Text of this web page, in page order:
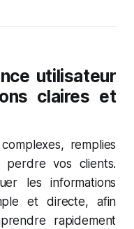
utilisateur
claires et
remplies
perdre vos clients.
les informations
et directe, afin
rapidement